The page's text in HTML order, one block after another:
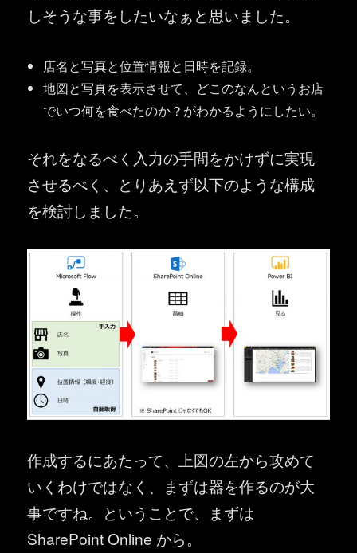
しそうな事をしたいなぁと思いました。
店名と写真と位置情報と日時を記録。
地図と写真を表示させて、どこのなんというお店
でいつ何を食べたのか？がわかるようにしたい。
それをなるべく入力の手間をかけずに実現
させるべく、とりあえず以下のような構成
を検討しました。
作成するにあたって、上図の左から攻めて
いくわけではなく、まずは器を作るのが大
事ですね。ということで、まずは
SharePoint Online から。